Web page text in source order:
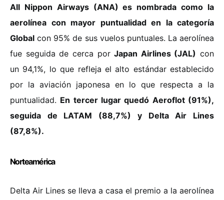
All Nippon Airways (ANA) es nombrada como la
aerolínea con mayor puntualidad en la categoría
Global con 95% de sus vuelos puntuales. La aerolínea
fue seguida de cerca porJapan Airlines (JAL) con
un 94,1%, lo que refleja el alto estándar establecido
por la aviación japonesa en lo que respecta a la
puntualidad. En tercer lugar quedó Aeroflot (91%),
seguida de LATAM (88,7%) y Delta Air Lines
(87,8%).
Norteamérica
Delta Air Lines se lleva a casa el premio a la aerolínea